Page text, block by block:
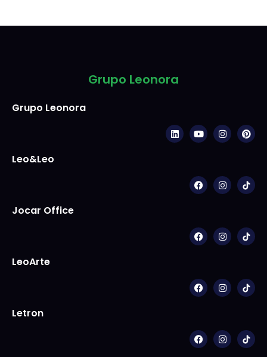
Grupo Leonora
Grupo Leonora
Leo&Leo
Jocar Office
LeoArte
Letron